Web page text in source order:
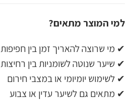
למי המוצר מתאים?
✔ מי שרוצה להאריך זמן בין חפיפות
✔ שיער שנוטה לשומניות בין רחיצות
✔ לשימוש יומיומי או במצבי חירום
✔ מתאים גם לשיער עדין או צבוע